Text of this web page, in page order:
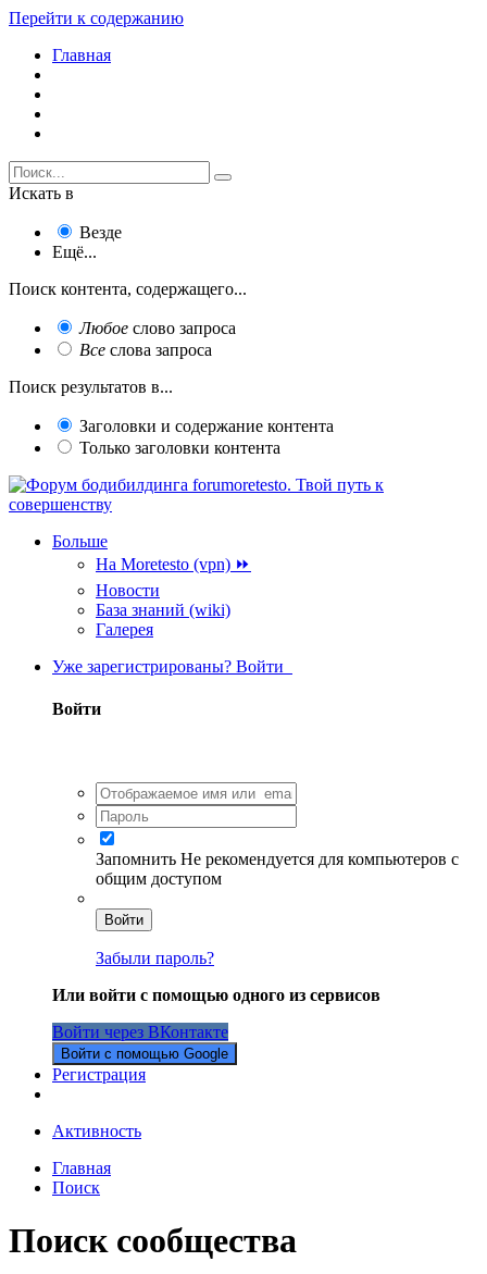
Перейти к содержанию
Главная
Искать в
Везде
Ещё...
Поиск контента, содержащего...
Любое слово запроса
Все слова запроса
Поиск результатов в...
Заголовки и содержание контента
Только заголовки контента
Больше
На Moretesto (vpn) ⏩
Новости
База знаний (wiki)
Галерея
Уже зарегистрированы? Войти
Войти
Запомнить Не рекомендуется для компьютеров с
общим доступом
Войти
Забыли пароль?
Или войти с помощью одного из сервисов
Войти через ВКонтакте
Войти с помощью Google
Регистрация
Активность
Главная
Поиск
Поиск сообщества